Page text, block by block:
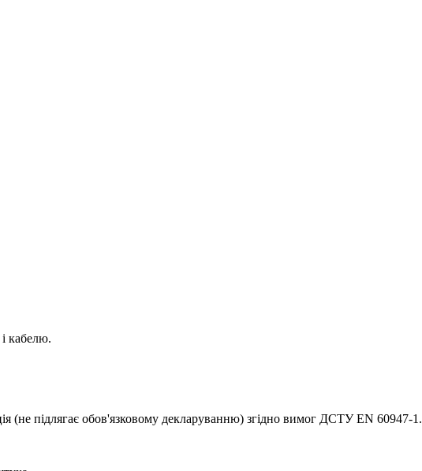
кабелю.
(не підлягає обов'язковому декларуванню) згідно вимог ДСТУ EN 60947-1.